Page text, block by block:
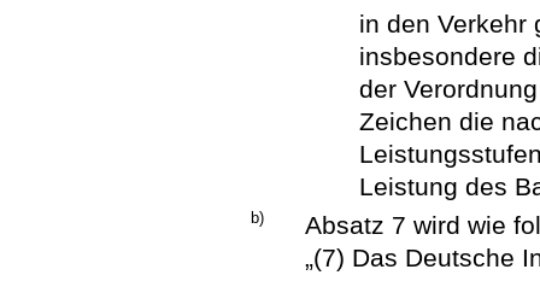
in den Verkehr
insbesondere
der
Zeichen die
Leistung des
b)
Absatz 7 wird wie
„(7) Das Deutsche